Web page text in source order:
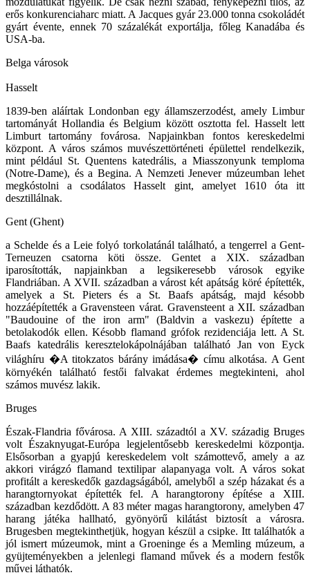
erős konkurenciaharc miatt. A Jacques gyár 23.000 tonna csokoládét
gyárt évente, ennek 70 százalékát exportálja, főleg Kanadába és
USA-ba.
Belga városok
Hasselt
1839-ben aláírtak Londonban egy államszerzodést, amely Limbur
tartományát Hollandia és Belgium között osztotta fel. Hasselt lett
Limburt tartomány fovárosa. Napjainkban fontos kereskedelmi
központ. A város számos muvészettörténeti épülettel rendelkezik,
mint például St. Quentens katedrális, a Miasszonyunk temploma
(Notre-Dame), és a Begina. A Nemzeti Jenever múzeumban lehet
megkóstolni a csodálatos Hasselt gint, amelyet 1610 óta itt
desztillálnak.
Gent (Ghent)
a Schelde és a Leie folyó torkolatánál található, a tengerrel a Gent-
Terneuzen csatorna köti össze. Gentet a XIX. században
iparosították, napjainkban a legsikeresebb városok egyike
Flandriában. A XVII. században a várost két apátság köré építették,
amelyek a St. Pieters és a St. Baafs apátság, majd késobb
hozzáépítették a Gravensteen várat. Gravensteent a XII. században
"Baudouine of the iron arm" (Baldvin a vaskezu) építette a
betolakodók ellen. Késobb flamand grófok rezidenciája lett. A St.
Baafs katedrális keresztelokápolnájában található Jan von Eyck
világhíru �A titokzatos bárány imádása� címu alkotása. A Gent
környékén található festői falvakat érdemes megtekinteni, ahol
számos muvész lakik.
Bruges
Észak-Flandria fővárosa. A XIII. századtól a XV. századig Bruges
volt Északnyugat-Európa legjelentősebb kereskedelmi központja.
Elsősorban a gyapjú kereskedelem volt számottevő, amely a az
akkori virágzó flamand textilipar alapanyaga volt. A város sokat
profitált a kereskedők gazdagságából, amelyből a szép házakat és a
harangtornyokat építették fel. A harangtorony építése a XIII.
században kezdődött. A 83 méter magas harangtorony, amelyben 47
harang játéka hallható, gyönyörű kilátást biztosít a városra.
Brugesben megtekinthetjük, hogyan készül a csipke. Itt találhatók a
jól ismert múzeumok, mint a Groeninge és a Memling múzeum, a
gyüjteményekben a jelenlegi flamand művek és a modern festők
művei láthatók.